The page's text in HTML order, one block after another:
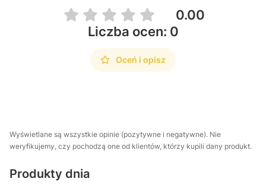
0.00
Liczba ocen: 0
Oceń i opisz
Wyświetlane są wszystkie opinie (pozytywne i negatywne). Nie
weryfikujemy, czy pochodzą one od klientów, którzy kupili dany produkt.
Produkty dnia